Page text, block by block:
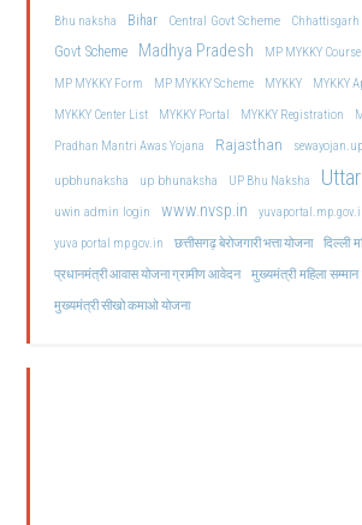
Bhu naksha Bihar Central Govt Scheme Chhattisgarh
Govt Scheme Madhya Pradesh
MP MYKKY
MP MYKKY Form
MP MYKKY Scheme MYKKY
MYKKY
MYKKY Center List
MYKKY Portal MYKKY Registration
Pradhan Mantri Awas Yojana
Rajasthan
upbhunaksha up bhunaksha UP Bhu Naksha
uwin admin login www.nvsp.in
yuva portal mp gov.in
छत्तीसगढ़ बेरोजगारी भत्ता योजना दिल्ली
प्रधानमंत्री आवास योजना ग्रामीण आवेदन मुख्यमंत्री महिला सम्मान
मुख्यमंत्री सीखो कमाओ योजना